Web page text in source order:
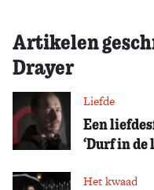
Artikelen
Drayer
Liefde
Een
‘Durf in
Het kwaad